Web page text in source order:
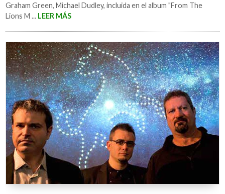
Graham Green, Michael Dudley, incluida en el album "From The
Lions M ... LEER MÁS